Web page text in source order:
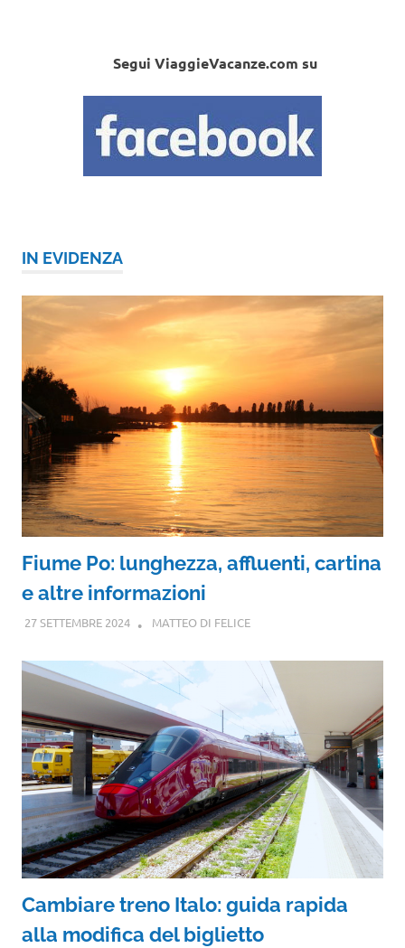
Segui ViaggieVacanze.com su
IN EVIDENZA
Fiume Po: lunghezza, affluenti, cartina
e altre informazioni
27 SETTEMBRE 2024 MATTEO DI FELICE
Cambiare treno Italo: guida rapida
alla modifica del biglietto